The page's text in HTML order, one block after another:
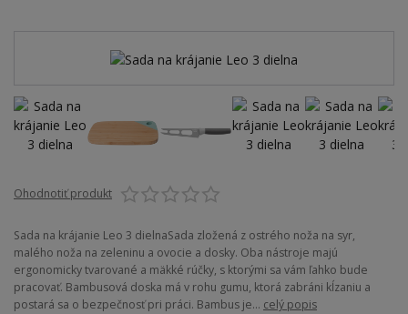
Ohodnotiť produkt
Sada na krájanie Leo 3 dielnaSada zložená z ostrého noža na syr,
malého noža na zeleninu a ovocie a dosky. Oba nástroje majú
ergonomicky tvarované a mäkké rúčky, s ktorými sa vám ľahko bude
pracovať. Bambusová doska má v rohu gumu, ktorá zabráni kĺzaniu a
postará sa o bezpečnosť pri práci. Bambus je... celý popis